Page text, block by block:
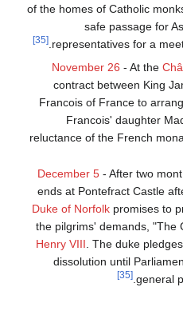
of the homes of Catholic
safe passage for
representatives for a
[35]
November 26 - At the
contract between King
Francois of France to
Francois' daughter
reluctance of the French
December 5- After two
ends at Pontefract Castle
Duke of Norfolkpromises to
the pilgrims' demands, "The
Henry VIII . The duke
dissolution until
general
[35]